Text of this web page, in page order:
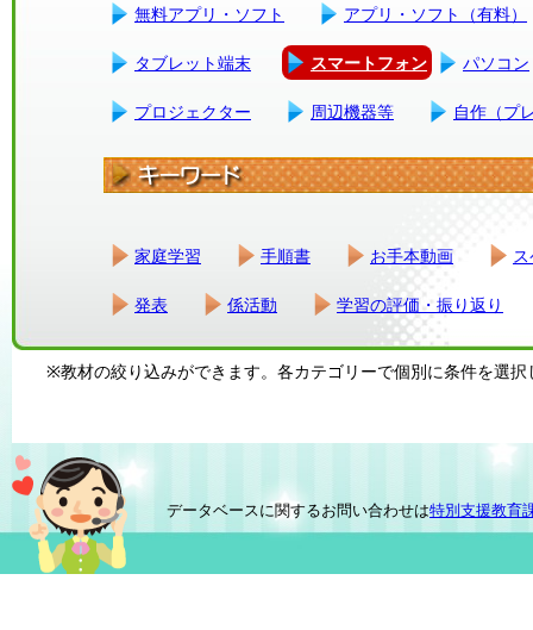
無料アプリ・ソフト アプリ・ソフト（有料）
タブレット端末 スマートフォン パソコン
プロジェクター 周辺機器等 自作（プ
家庭学習 手順書 お手本動画
発表 係活動 学習の評価・振り返り
※教材の絞り込みができます。各カテゴリーで個別に条件を選択
データベースに関するお問い合わせは特別支援教育